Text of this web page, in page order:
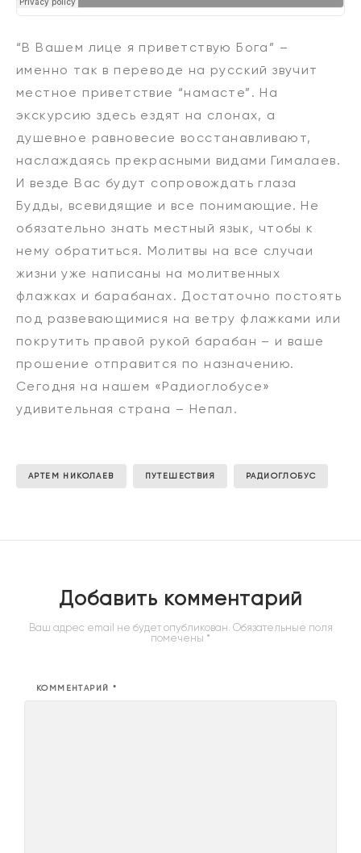
“В Вашем лице я приветствую Бога” –
именно так в переводе на русский звучит
местное приветствие “намасте”. На
экскурсию здесь ездят на слонах, а
душевное равновесие восстанавливают,
наслаждаясь прекрасными видами Гималаев.
И везде Вас будут сопровождать глаза
Будды, всевидящие и все понимающие. Не
обязательно знать местный язык, чтобы к
нему обратиться. Молитвы на все случаи
жизни уже написаны на молитвенных
флажках и барабанах. Достаточно постоять
под развевающимися на ветру флажками или
покрутить правой рукой барабан – и ваше
прошение отправится по назначению.
Сегодня на нашем «Радиоглобусе»
удивительная страна – Непал.
АРТЕМ НИКОЛАЕВ ПУТЕШЕСТВИЯ РАДИОГЛОБУС
Добавить комментарий
Ваш адрес email не будет опубликован. Обязательные поля
помечены *
КОММЕНТАРИЙ *